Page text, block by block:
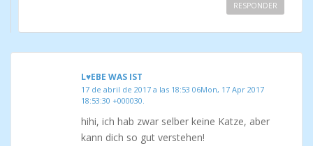
RESPONDER
L♥EBE WAS IST
17 de abril de 2017 a las 18:53 06Mon, 17 Apr 2017
18:53:30 +000030.
hihi, ich hab zwar selber keine Katze, aber
kann dich so gut verstehen!